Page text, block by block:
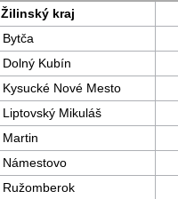
Žilinský kraj
Bytča
Dolný Kubín
Kysucké Nové Mesto
Liptovský Mikuláš
Martin
Námestovo
Ružomberok